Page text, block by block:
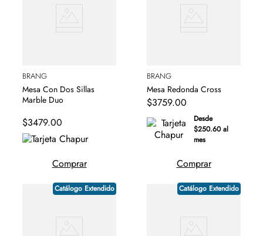
BRANG
Mesa Con Dos Sillas
Marble Duo
$3479.00
Comprar
BRANG
Mesa Redonda Cross
$3759.00
Desde
$250.60 al
mes
Comprar
Catálogo Extendido Catálogo Extendido